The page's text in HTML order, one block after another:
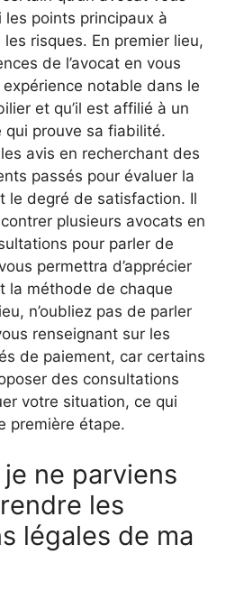
points principaux à
risques. En premier lieu,
de l’avocat en vous
expérience notable dans le
et qu’il est affilié à un
qui prouve sa fiabilité.
avis en recherchant des
passés pour évaluer la
le degré de satisfaction. Il
plusieurs avocats en
pour parler de
permettra d’apprécier
la méthode de chaque
n’oubliez pas de parler
renseignant sur les
de paiement, car certains
des consultations
votre situation, ce qui
première étape.
ne parviens
les
légales de ma